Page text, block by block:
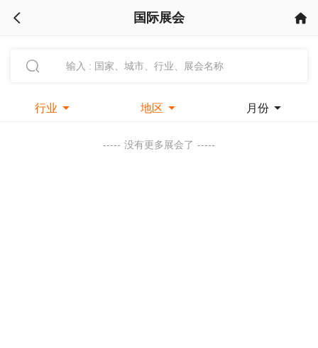
 国际展会 

行业  地区  月份 
----- 没有更多展会了 -----